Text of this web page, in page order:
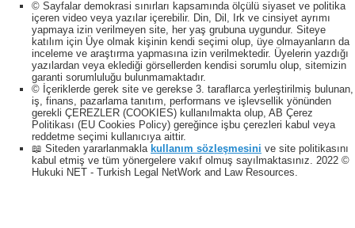
© Sayfalar demokrasi sınırları kapsamında ölçülü siyaset ve politika
içeren video veya yazılar içerebilir. Din, Dil, Irk ve cinsiyet ayrımı
yapmaya izin verilmeyen site, her yaş grubuna uygundur. Siteye
katılım için Üye olmak kişinin kendi seçimi olup, üye olmayanların da
inceleme ve araştırma yapmasına izin verilmektedir. Üyelerin yazdığı
yazılardan veya eklediği görsellerden kendisi sorumlu olup, sitemizin
garanti sorumluluğu bulunmamaktadır.
© İçeriklerde gerek site ve gerekse 3. taraflarca yerleştirilmiş bulunan,
iş, finans, pazarlama tanıtım, performans ve işlevsellik yönünden
gerekli ÇEREZLER (COOKIES) kullanılmakta olup, AB Çerez
Politikası (EU Cookies Policy) gereğince işbu çerezleri kabul veya
reddetme seçimi kullanıcıya aittir.
📖 Siteden yararlanmakla kullanım sözleşmesini ve site politikasını
kabul etmiş ve tüm yönergelere vakıf olmuş sayılmaktasınız. 2022 ©
Hukuki NET - Turkish Legal NetWork and Law Resources.